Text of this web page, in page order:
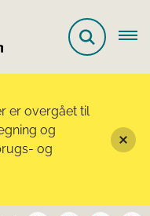
er overgået til
og
og